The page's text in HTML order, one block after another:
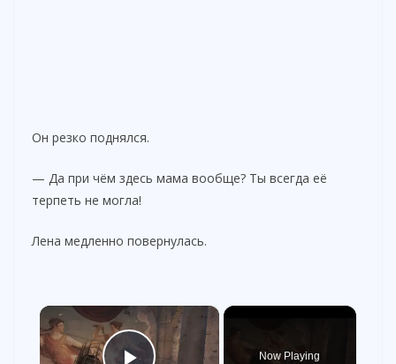
Он резко поднялся.
— Да при чём здесь мама вообще? Ты всегда её
терпеть не могла!
Лена медленно повернулась.
×
Now Playing